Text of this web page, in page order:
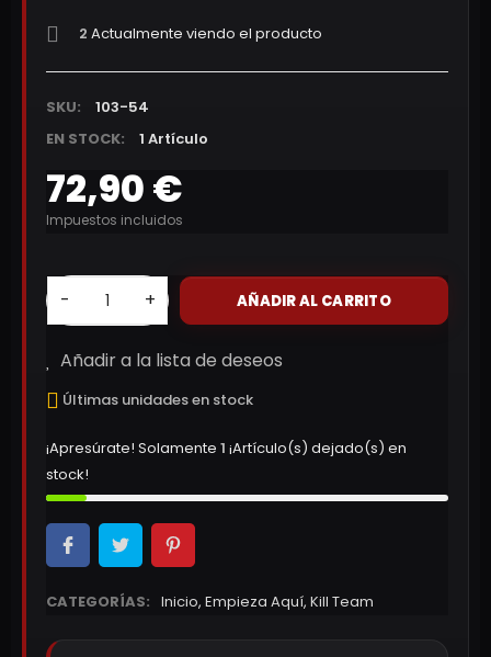
2 Actualmente viendo el producto
SKU:
103-54
EN STOCK:
1 Artículo
72,90 €
Impuestos incluidos
- + AÑADIR AL CARRITO
Añadir a la lista de deseos
Últimas unidades en stock
¡Apresúrate! Solamente 1 ¡Artículo(s) dejado(s) en
stock!
CATEGORÍAS: Inicio, Empieza Aquí, Kill Team